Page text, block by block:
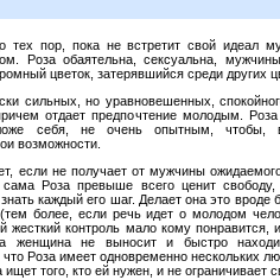
тех пор, пока не встретит свой идеал
Роза обаятельна, сексуальна,
цветок, затерявшийся среди других
сильных, но уравновешенных,
отдает предпочтение молодым.
себя, не очень опытным,
возможности.
если не получает от мужчины
Роза превыше всего ценит свободу,
знать каждый его шаг. Делает она это
более, если речь идет о молодом
жесткий контроль мало кому понравится,
женщина не выносит и быстро
Роза имеет одновременно нескольких
того, кто ей нужен, и не ограничивает